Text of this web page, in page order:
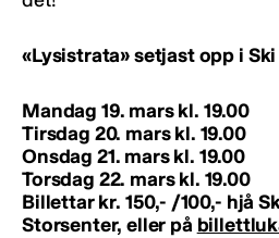
«Lysistrata» setjast opp i
Mandag 19. mars kl. 19.00
Tirsdag 20. mars kl. 19.00
Onsdag 21. mars kl. 19.00
Torsdag 22. mars kl. 19.00
Billettar kr. 150,- /100,- hjå
Storsenter, eller på